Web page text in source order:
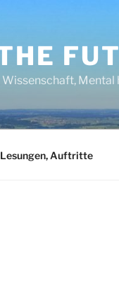
Lesungen, Auftritte